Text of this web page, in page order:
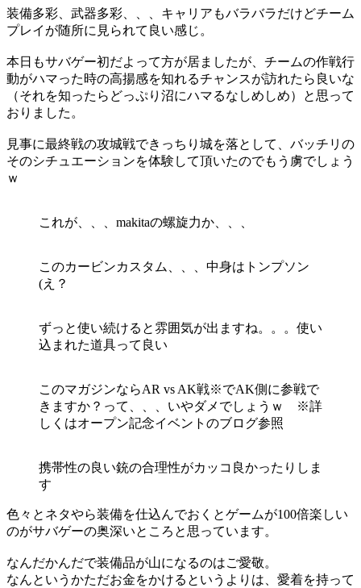
装備多彩、武器多彩、、、キャリアもバラバラだけどチーム
プレイが随所に見られて良い感じ。
本日もサバゲー初だよって方が居ましたが、チームの作戦行
動がハマった時の高揚感を知れるチャンスが訪れたら良いな
（それを知ったらどっぷり沼にハマるなしめしめ）と思って
おりました。
見事に最終戦の攻城戦できっちり城を落として、バッチリの
そのシチュエーションを体験して頂いたのでもう虜でしょう
ｗ
これが、、、makitaの螺旋力か、、、
このカービンカスタム、、、中身はトンプソン
(え？
ずっと使い続けると雰囲気が出ますね。。。使い
込まれた道具って良い
このマガジンならAR vs AK戦※でAK側に参戦で
きますか？って、、、いやダメでしょうｗ ※詳
しくはオープン記念イベントのブログ参照
携帯性の良い銃の合理性がカッコ良かったりしま
す
色々とネタやら装備を仕込んでおくとゲームが100倍楽しい
のがサバゲーの奥深いところと思っています。
なんだかんだで装備品が山になるのはご愛敬。
なんというかただお金をかけるというよりは、愛着を持って